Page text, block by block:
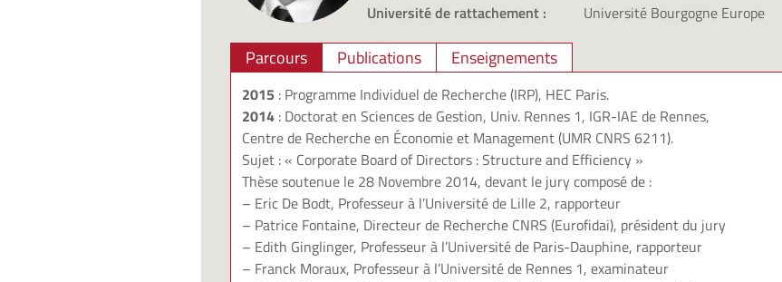
Université de rattachement :
Université Bourgogne Europe
Parcours Publications Enseignements
2015 : Programme Individuel de Recherche (IRP), HEC Paris.
2014 : Doctorat en Sciences de Gestion, Univ. Rennes 1, IGR-IAE de Rennes,
Centre de Recherche en Économie et Management (UMR CNRS 6211).
Sujet : « Corporate Board of Directors : Structure and Efficiency »
Thèse soutenue le 28 Novembre 2014, devant le jury composé de :
– Eric De Bodt, Professeur à l’Université de Lille 2, rapporteur
– Patrice Fontaine, Directeur de Recherche CNRS (Eurofidai), président du jury
– Edith Ginglinger, Professeur à l’Université de Paris-Dauphine, rapporteur
– Franck Moraux, Professeur à l’Université de Rennes 1, examinateur